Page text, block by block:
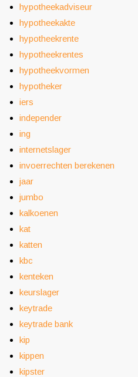
hypotheekadviseur
hypotheekakte
hypotheekrente
hypotheekrentes
hypotheekvormen
hypotheker
iers
independer
ing
internetslager
invoerrechten berekenen
jaar
jumbo
kalkoenen
kat
katten
kbc
kenteken
keurslager
keytrade
keytrade bank
kip
kippen
kipster